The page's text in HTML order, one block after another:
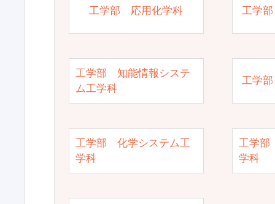
工学部 応用化学科 工学
工学部 知能情報システ
ム工学科
工学
工学部 化学システム工
学科
工学部
学科